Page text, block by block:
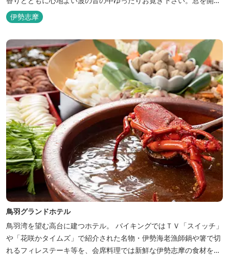
浴衣姿でのんびり太公望！ 部屋から釣りができる「座敷釣り」は当
館ならではの名物。（貸しざお／エサ付要予約） 海水温泉露天風呂
は貸切もできます。また、季節により食べ放題プランもあるのでお
問い合わせください。
伊勢志摩
鳥羽グランドホテル
鳥羽湾を望む高台に建つホテル。 バイキングではＴＶ「スイッチ」
や「花咲かタイムズ」で紹介された名物・伊勢海老漁師鍋や箸で切
れるフィレステーキ等を、会席料理では新鮮な伊勢志摩の食材をお